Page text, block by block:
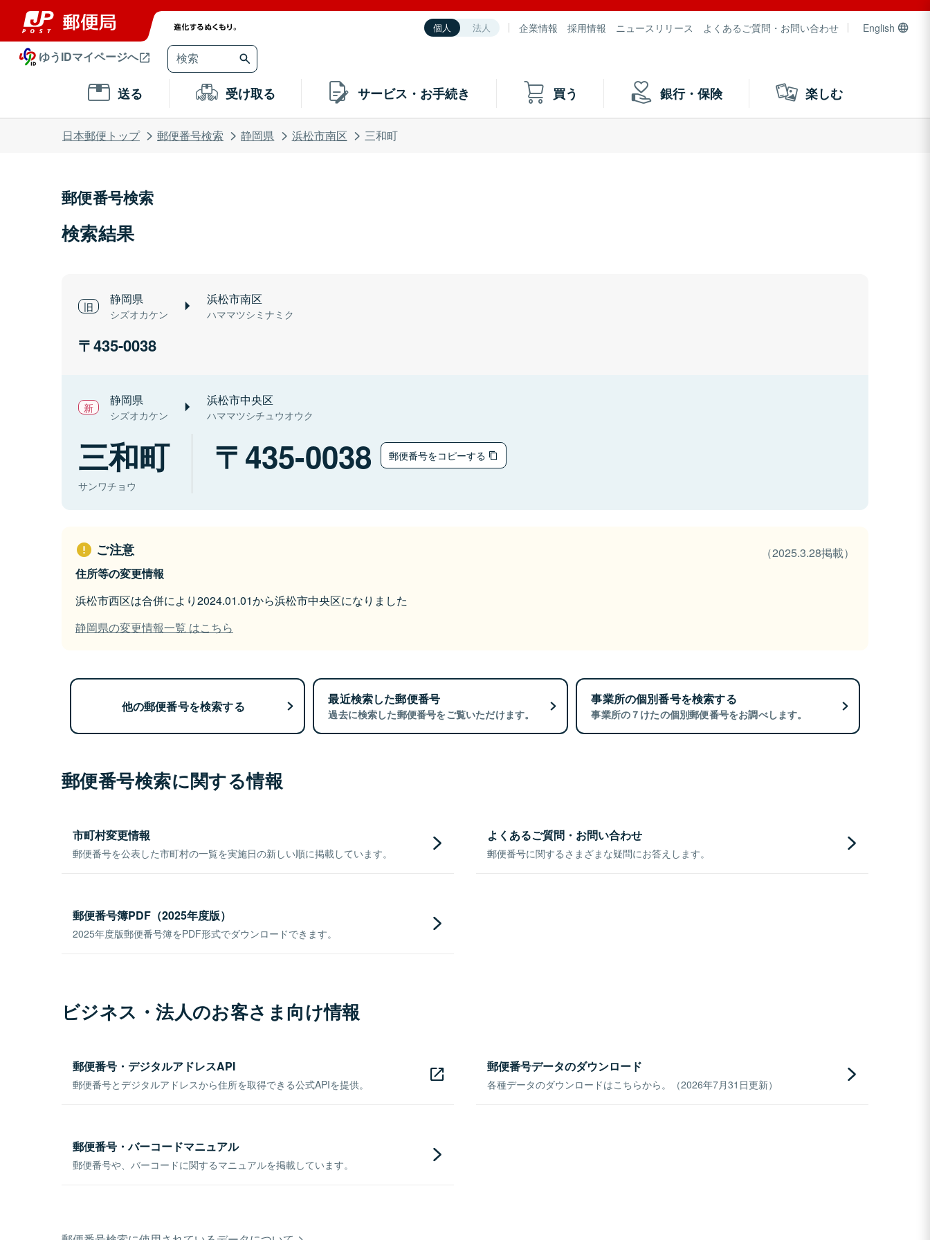
個人 法人 企業情報 採用情報 ニュースリリース よくあるご質問・お問い合わせ English
ゆうIDマイページへ
送る 受け取る サービス・お手続き 買う 銀行・保険 楽しむ
日本郵便トップ 郵便番号検索 静岡県 浜松市南区 三和町
郵便番号検索
検索結果
静岡県
シズオカケン
浜松市南区
ハママツシミナミク
435-0038
静岡県
シズオカケン
浜松市中央区
ハママツシチュウオウク
三和町
サンワチョウ
435-0038 郵便番号をコピーする
ご注意
（2025.3.28掲載）
住所等の変更情報
浜松市西区は合併により2024.01.01から浜松市中央区になりました
静岡県の変更情報一覧 はこちら
他の郵便番号を検索する 最近検索した郵便番号
過去に検索した郵便番号をご覧いただけます。
事業所の個別番号を検索する
事業所の７けたの個別郵便番号をお調べします。
郵便番号検索に関する情報
市町村変更情報
郵便番号を公表した市町村の一覧を実施日の新しい順に掲載しています。
よくあるご質問・お問い合わせ
郵便番号に関するさまざまな疑問にお答えします。
郵便番号簿PDF（2025年度版）
2025年度版郵便番号簿をPDF形式でダウンロードできます。
ビジネス・法人のお客さま向け情報
郵便番号・デジタルアドレスAPI
郵便番号とデジタルアドレスから住所を取得できる公式APIを提供。
郵便番号データのダウンロード
各種データのダウンロードはこちらから。（2026年7月31日更新）
郵便番号・バーコードマニュアル
郵便番号や、バーコードに関するマニュアルを掲載しています。